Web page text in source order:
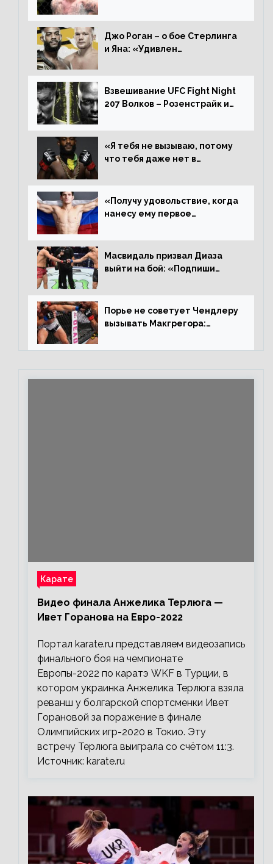
дерьмо»
Джо Роган – о бое Стерлинга
и Яна: «Удивлен
Алджамейн определенно
выиграл»
Взвешивание UFC Fight Night
207 Волков – Розенстрайк и
«Я тебя не вызываю, потому
что тебя даже нет в
пауза», сообщает Стерлинг
ответил Сехудо
«Получу удовольствие, когда
нанесу ему первое
Иге – про бой с Евлоевым
Масвидаль призвал Диаза
выйти на бой: «Подпиши
повторим»
Порье не советует Чендлеру
вызывать Макгрегора:
каждом бою, а Конор умеет
Карате
Видео финала Анжелика Терлюга —
Ивет Горанова на Евро-2022
Портал karate.ru представляем видеозапись
финального боя на чемпионате
Европы-2022 по каратэ WKF в Турции, в
котором украинка Анжелика Терлюга взяла
реванш у болгарской спортсменки Ивет
Горановой за поражение в финале
Олимпийских игр-2020 в Токио. Эту
встречу Терлюга выиграла со счётом 11:3.
Источник: karate.ru